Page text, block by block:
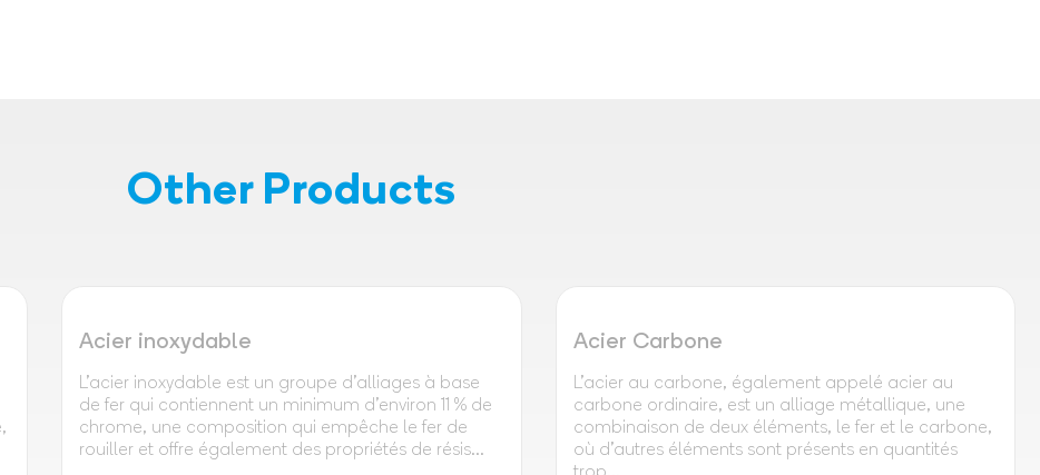
Other Products
Acier inoxydable
L'acier inoxydable est un groupe d'alliages à base
de fer qui contiennent un minimum d'environ 11 % de
chrome, une composition qui empêche le fer de
rouiller et offre également des propriétés de résis...
Acier Carbone
L'acier au carbone, également appelé acier au
carbone ordinaire, est un alliage métallique, une
combinaison de deux éléments, le fer et le carbone,
où d'autres éléments sont présents en quantités